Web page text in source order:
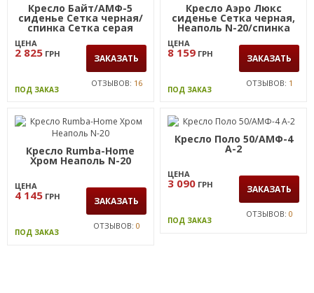
Кресло Байт/АМФ-5
сиденье Сетка черная/
спинка Сетка серая
ЦЕНА
2 825 ГРН ЗАКАЗАТЬ
ПОД ЗАКАЗ
ОТЗЫВОВ: 16
Кресло Аэро Люкс
сиденье Сетка черная,
Неаполь N-20/спинка
ЦЕНА
8 159 ГРН ЗАКАЗАТЬ
ПОД ЗАКАЗ
ОТЗЫВОВ: 1
Кресло Rumba-Home
Хром Неаполь N-20
ЦЕНА
4 145 ГРН ЗАКАЗАТЬ
ПОД ЗАКАЗ
ОТЗЫВОВ: 0
Кресло Поло 50/АМФ-4
А-2
ЦЕНА
3 090 ГРН ЗАКАЗАТЬ
ПОД ЗАКАЗ
ОТЗЫВОВ: 0